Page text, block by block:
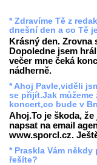
* Zdravíme Tě z
dnešní den a co Tě
Krásný den.
Dopoledne jsem
večer mne čeká
nádherně.
* Ahoj Pavle,viděli
se přijít.Jak
koncert,co bude v
Ahoj.To je škoda,
napsat na email
www.sporcl.cz.
* Praskla Vám
řešíte?